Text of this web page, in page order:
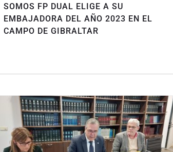
SOMOS FP DUAL ELIGE A SU
EMBAJADORA DEL AÑO 2023 EN EL
CAMPO DE GIBRALTAR